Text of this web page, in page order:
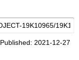
Published: 2021-12-27